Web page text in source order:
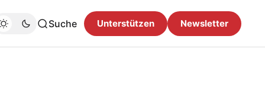
Suche Unterstützen Newsletter